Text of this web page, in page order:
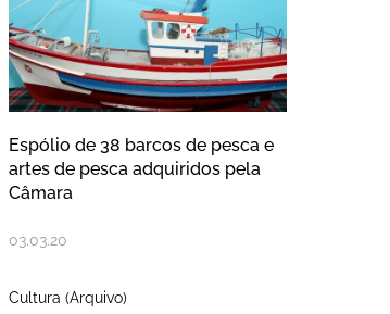
Espólio de 38 barcos de pesca e
artes de pesca adquiridos pela
Câmara
03.03.20
Cultura (Arquivo)